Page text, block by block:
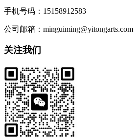
手机号码：15158912583
公司邮箱：minguiming@yitongarts.com
关注我们